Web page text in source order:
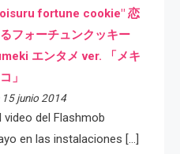
fortune cookie" 恋
フォーチュンクッキー
エンタメ ver. 「メキ
」
15 junio 2014
del Flashmob
en las instalaciones […]